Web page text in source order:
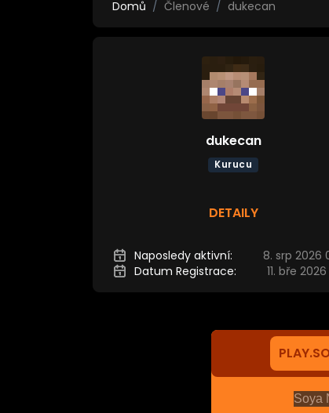
Domů Členové dukecan
dukecan
Kurucu
DETAILY
Naposledy aktivní:
8. srp 2026
Datum Registrace:
11. bře 2026
Soya